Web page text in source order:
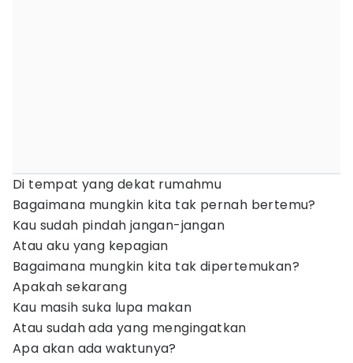
Di tempat yang dekat rumahmu
Bagaimana mungkin kita tak pernah bertemu?
Kau sudah pindah jangan-jangan
Atau aku yang kepagian
Bagaimana mungkin kita tak dipertemukan?
Apakah sekarang
Kau masih suka lupa makan
Atau sudah ada yang mengingatkan
Apa akan ada waktunya?